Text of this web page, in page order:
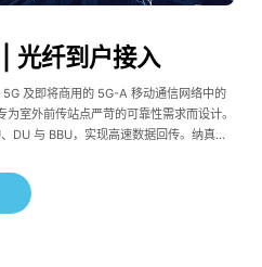
光纤到户接入
及即将商用的 5G-A 移动通信网络中的
为室外前传站点严苛的可靠性需求而设计。
DU 与 BBU，实现高速数据回传。纳真科
m、2 km、10 km、20 km 与 30
与 LWDM 模块采用高度集成光纤架构，
耗及紧凑尺寸。面向未来，公司正积极研发